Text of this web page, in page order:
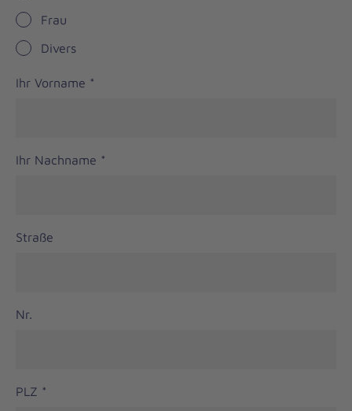
Frau
Divers
Ihr Vorname *
Ihr Nachname *
Straße
Nr.
PLZ *